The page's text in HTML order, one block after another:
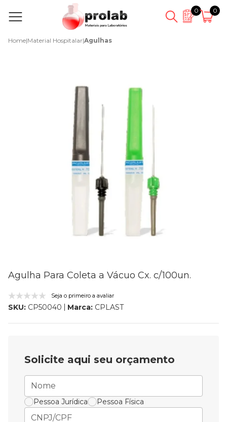
0 0
Home|Material Hospitalar|Agulhas
Agulha Para Coleta a Vácuo Cx. c/100un.
Seja o primeiro a avaliar
SKU: CP50040 Marca: CPLAST
Solicite aqui seu orçamento
Pessoa Jurídica Pessoa Física